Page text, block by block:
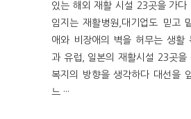
있는 해외 재활 시설 23곳을 가다
임지는 재활병원,대기업도 믿고
애와 비장애의 벽을 허무는 생
과 유럽, 일본의 재활시설 23곳을
복지의 방향을 생각하다 대선을
느 ···